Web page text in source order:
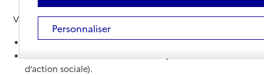
Vous pouvez demander de l’aide auprès :
de votre caisse de retraite ;
d’action sociale).
Personnaliser